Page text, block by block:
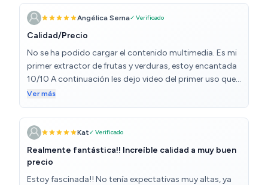
Angélica Serna✓ Verificado
Calidad/Precio
No se ha podido cargar el contenido multimedia. Es mi
primer extractor de frutas y verduras, estoy encantada
10/10 A continuación les dejo video del primer uso que
le di, pensé que no estaba procesando la remolacha
(betabel) pero sólo era cuestión de hacer un poco más
de presión.
Ver más
Kat✓ Verificado
Realmente fantástica!! Increíble calidad a muy buen
precio
Estoy fascinada!! No tenía expectativas muy altas, ya